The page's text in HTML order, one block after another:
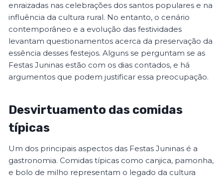
enraizadas nas celebrações dos santos populares e na
influência da cultura rural. No entanto, o cenário
contemporâneo e a evolução das festividades
levantam questionamentos acerca da preservação da
essência desses festejos. Alguns se perguntam se as
Festas Juninas estão com os dias contados, e há
argumentos que podem justificar essa preocupação.
Desvirtuamento das comidas
típicas
Um dos principais aspectos das Festas Juninas é a
gastronomia. Comidas típicas como canjica, pamonha,
e bolo de milho representam o legado da cultura